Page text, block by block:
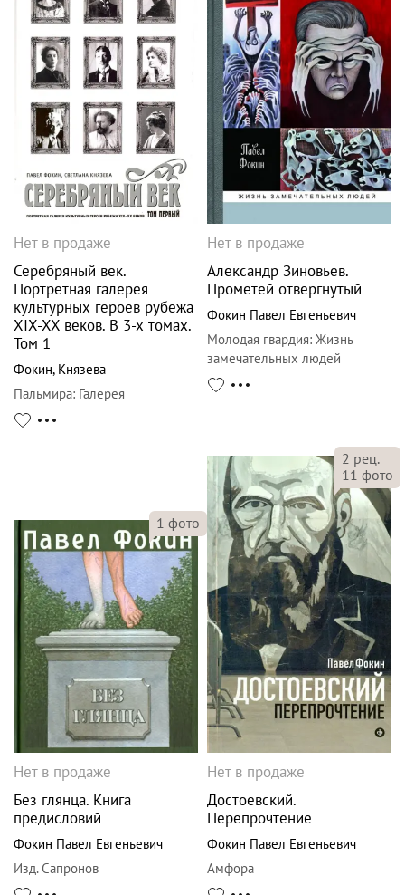
Нет в продаже
Серебряный век.
Портретная галерея
культурных героев рубежа
XIX-XX веков. В 3-х томах.
Том 1
Фокин, Князева
Пальмира: Галерея
Нет в продаже
Александр Зиновьев.
Прометей отвергнутый
Фокин Павел Евгеньевич
Молодая гвардия: Жизнь
замечательных людей
1 фото
Нет в продаже
Без глянца. Книга
предисловий
Фокин Павел Евгеньевич
Изд. Сапронов
2 рец.
11 фото
Нет в продаже
Достоевский.
Перепрочтение
Фокин Павел Евгеньевич
Амфора